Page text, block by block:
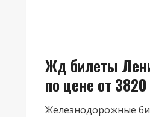
Жд билеты
по цене от 3820
Железнодорожные